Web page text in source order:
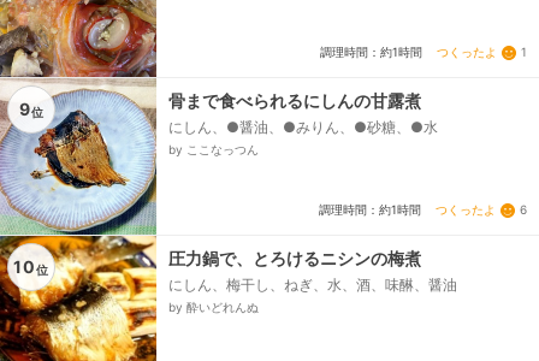
調理時間：約1時間 つくったよ 1
9位
骨まで食べられるにしんの甘露煮
にしん、●醤油、●みりん、●砂糖、●水
by ここなっつん
調理時間：約1時間 つくったよ 6
10位
圧力鍋で、とろけるニシンの梅煮
にしん、梅干し、ねぎ、水、酒、味醂、醤油
by 酔いどれんぬ